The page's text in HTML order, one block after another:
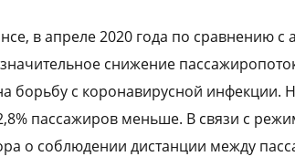
в апреле 2020 года по сравнению с
снижение
борьбу с коронавирусной инфекции.
пассажиров меньше. В связи с
о соблюдении дистанции между